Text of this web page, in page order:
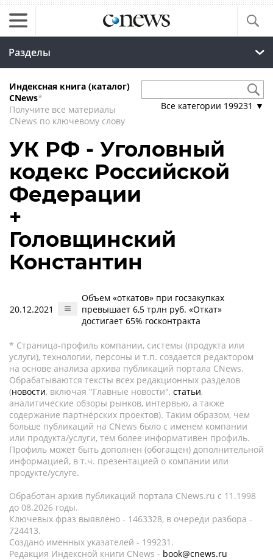
Разделы
Индексная книга (каталог)
CNews*
Получите все материалы
CNews по ключевому слову
Все категории 199231 ▼
УК РФ - Уголовный
кодекс Российской
Федерации
+
Головщинский
Константин
20.12.2021
Объем «откатов» при госзакупках
превышает 6,5 трлн руб. «Откат»
достигает 65% госконтракта
* Страница-профиль компании, системы (продукта или
услуги), технологии, персоны и т.п. создается редактором
на основе анализа архива публикаций портала CNews.
Обрабатываются тексты всех редакционных разделов
(новости, включая "Главные новости", статьи,
аналитические обзоры рынков, интервью, а также
содержание партнёрских проектов). Таким образом, чем
больше публикаций на CNews было с именем компании
или продукта/услуги, тем более информативен профиль.
Профиль может быть дополнен (обогащен) дополнительной
информацией, в т.ч. презентацией о компании или
продукте/услуге.
Обработан архив публикаций портала CNews.ru c 11.1998
до 08.2026 годы.
Ключевых фраз выявлено - 1463328, в очереди разбора -
724413.
Создано именных указателей - 199231.
Редакция Индексной книги CNews - book@cnews.ru